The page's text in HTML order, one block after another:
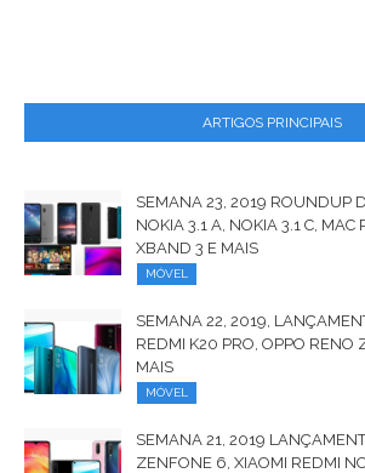
ARTIGOS PRINCIPAIS
SEMANA 23, 2019 ROUNDUP
NOKIA 3.1 A, NOKIA 3.1 C, MAC
XBAND 3 E MAIS
MÓVEL
SEMANA 22, 2019,
REDMI K20 PRO, OPPO RENO
MAIS
MÓVEL
SEMANA 21, 2019
ZENFONE 6, XIAOMI REDMI